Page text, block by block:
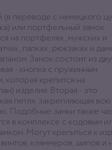
переводе с немецкого
или портфельный замок
на портфелях, мужских и
папках, рюкзаках и
Замок состоит из
- кнопка с пружинным
которая крепится на
изделия. Вторая - это
петля, закрепляющая всю
Подобные замки также
в комплексе с кодовым
Могут крепиться к
кляммеров, шипов и